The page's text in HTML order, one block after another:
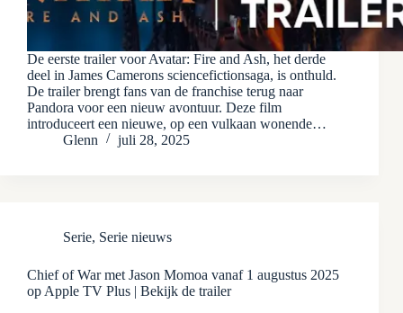
De eerste trailer voor Avatar: Fire and Ash, het derde
deel in James Camerons sciencefictionsaga, is onthuld.
De trailer brengt fans van de franchise terug naar
Pandora voor een nieuw avontuur. Deze film
introduceert een nieuwe, op een vulkaan wonende…
Glenn
juli 28, 2025
Serie, Serie nieuws
Chief of War met Jason Momoa vanaf 1 augustus 2025
op Apple TV Plus | Bekijk de trailer